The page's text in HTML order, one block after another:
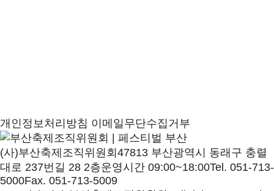
개인정보처리방침 이메일무단수집거부
(사)부산축제조직위원회 47813 부산광역시 동래구 충렬
대로 237번길 28 2층운영시간 09:00~18:00Tel. 051-713-
5000Fax. 051-713-5009